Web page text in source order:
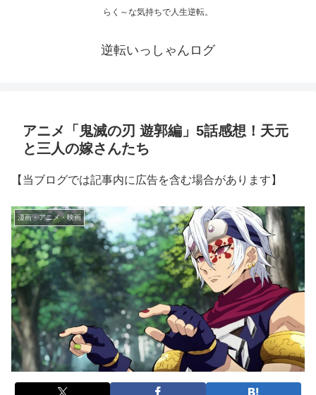
らく～な気持ちで人生逆転。
逆転いっしゃんログ
アニメ「鬼滅の刃 遊郭編」5話感想！天元
と三人の嫁さんたち
【当ブログでは記事内に広告を含む場合があります】
漫画・アニメ・映画